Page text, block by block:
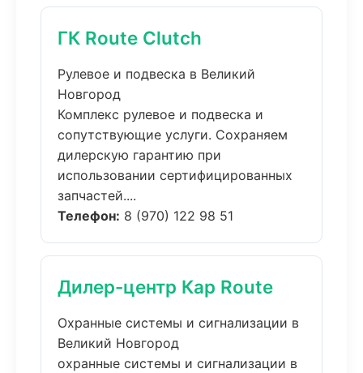
ГК Route Clutch
Рулевое и подвеска в Великий
Новгород
Комплекс рулевое и подвеска и
сопутствующие услуги. Сохраняем
дилерскую гарантию при
использовании сертифицированных
запчастей....
Телефон: 8 (970) 122 98 51
Дилер-центр Кар Route
Охранные системы и сигнализации в
Великий Новгород
охранные системы и сигнализации в